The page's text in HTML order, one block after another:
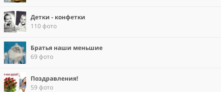
Детки - конфетки
110 фото
Братья наши меньшие
69 фото
Поздравления!
59 фото